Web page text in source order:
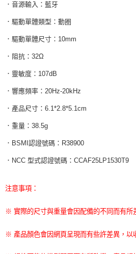
．音源輸入：藍牙
．驅動單體類型：動圈
．驅動單體尺寸：10mm
．阻抗：32Ω
．靈敏度：107dB
．響應頻率：20Hz-20kHz
．產品尺寸：6.1*2.8*5.1cm
．重量：38.5g
．BSMI認證號碼：R38900
．NCC 型式認證號碼：CCAF25LP1530T9
注意事項：
※ 實際的尺寸與重量會因配備的不同而有所
※ 產品顏色會因網頁呈現而有些許差異，以